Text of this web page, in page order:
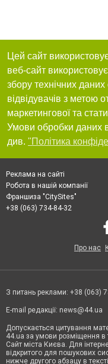
Цей сайт
веб-сайт
збору технічних
відвідувачів з метою
маркетингової та
Умови обробки даних
див. "Політика
Реклама на сайті
Робота в нашій компанії
Франшиза "CitySites"
+38 (063) 734-84-32
Про нас
З питань реклами: +38 (063)
E-mail редакції: news@44.ua
Допускається цитування
44.ua за умови розміщення в
Сайт міста Києва. Для
відкритого для пошукових
нижче другого абзацу в